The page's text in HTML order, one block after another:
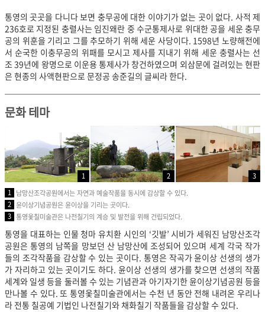
통영의 곳곳을 다니다 보면 충무공에 대한 이야기가 없는 곳이 없다. 사적 제
236호로 지정된 충렬사는 임진왜란 중 수군통제사로 위대한 공을 세운 충무
공의 위훈을 기리고 그를 추모하기 위해 세운 사당이다. 1598년 노량해전에
서 순국한 이충무공의 위패를 모시고 제사를 지내기 위해 세운 충렬사는 선
조 39년에 왕명으로 이운용 통제사가 창건하였으며 외삼문에 걸려있는 현판
은 현종의 사액현판으로 문정공 송준길의 글씨라 한다.
문화 테마
1 2
3
1 남망산조각공원에서는 자연과 예술작품을 동시에 감상할 수 있다.
2 윤이상기념공원은 윤이상을 기리는 곳이다.
3 통영옻칠미술관은 나전칠기의 계승 및 발전을 위해 건립되었다.
통영을 대표하는 인물 청마 유치환 시인의 ‘깃발’ 시비가 세워진 남망산조각
공원은 통영의 남쪽을 망보던 산 남망산에 조성되어 있으며 세계 각국 작가
들의 조각작품을 감상할 수 있는 곳이다. 통영은 작곡가 윤이상 선생의 생가
가 자리하고 있는 곳이기도 하다. 윤이상 선생의 생가를 찾으면 선생의 작품
세계와 일생 등을 둘러볼 수 있는 기념관과 아기자기한 윤이상기념공원 등을
만나볼 수 있다.또 통영옻칠미술관에서는 수천 년 동안 전해 내려온 우리나
라 전통 칠공예 기법인 나전칠기와 채화칠기 작품들을 감상할 수 있다.